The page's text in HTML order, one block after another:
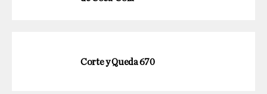
Corte y Queda 670